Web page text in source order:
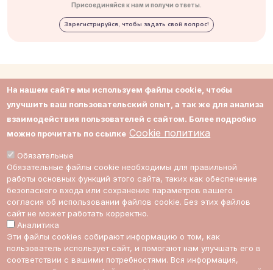
На нашем сайте мы используем файлы cookie, чтобы
улучшить ваш пользовательский опыт, а так же для анализа
взаимодействия пользователей с сайтом. Более подробно
можно прочитать по ссылке Cookie политика
Обязательные
Обязательные файлы cookie необходимы для правильной
работы основных функций этого сайта, таких как обеспечение
безопасного входа или сохранение параметров вашего
согласия об использовании файлов cookie. Без этих файлов
сайт не может работать корректно.
Аналитика
Эти файлы cookies собирают информацию о том, как
пользователь использует сайт, и помогают нам улучшать его в
соответствии с вашими потребностями. Вся информация,
Присоединяйся к нам и получи ответы.
Зарегистрируйся, чтобы задать свой вопрос!
О нас
Контакты
Поддержка
Impressum
Стоимость
экспертов
Соглашение
Приватность
Cookie политика
Cookie настройки
ссылка на Multic в Facebook
ссылка на Multic в Twitter
ссылка на Multic в Reddit
Ссылка на Multic в